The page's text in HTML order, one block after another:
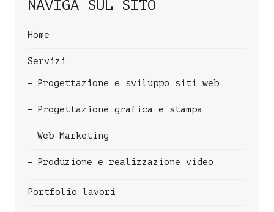
NAVIGA SUL SITO
Home
Servizi
Progettazione e sviluppo siti web
Progettazione grafica e stampa
Web Marketing
Produzione e realizzazione video
Portfolio lavori